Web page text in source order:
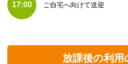
17:00 ご自宅へ向けて送迎
放課後の利用